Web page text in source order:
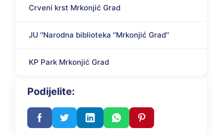
Crveni krst Mrkonjić Grad
JU ''Narodna biblioteka ''Mrkonjić Grad''
KP Park Mrkonjić Grad
Podijelite: